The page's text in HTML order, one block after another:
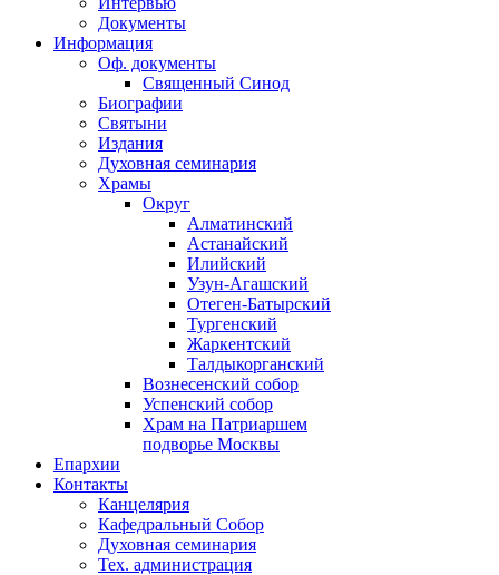
Документы
Информация
Оф. документы
Священный Синод
Биографии
Святыни
Издания
Духовная семинария
Храмы
Округ
Алматинский
Астанайский
Илийский
Узун-Агашский
Отеген-Батырский
Тургенский
Жаркентский
Талдыкорганский
Вознесенский собор
Успенский собор
Храм на Патриаршем
подворье Москвы
Епархии
Контакты
Канцелярия
Кафедральный Собор
Духовная семинария
Тех. администрация